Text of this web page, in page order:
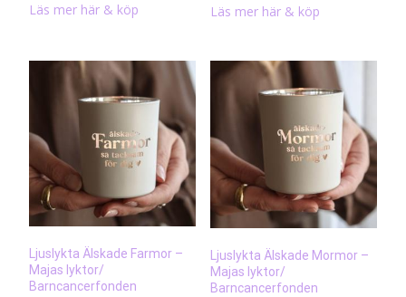
Läs mer här & köp Läs mer här & köp
Ljuslykta Älskade Farmor –
Majas lyktor/
Barncancerfonden
Ljuslykta Älskade Mormor –
Majas lyktor/
Barncancerfonden